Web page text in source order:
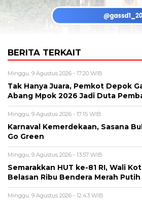
BERITA TERKAIT
Minggu, 9 Agustus 2026 - 17:20 WIB
Tak Hanya Juara, Pemkot Depok
Abang Mpok 2026 Jadi Duta
Minggu, 9 Agustus 2026 - 17:15 WIB
Karnaval Kemerdekaan, Sasana
Go Green
Minggu, 9 Agustus 2026 - 13:57 WIB
Semarakkan HUT ke-81 RI, Wali
Belasan Ribu Bendera Merah
Minggu, 9 Agustus 2026 - 12:43 WIB